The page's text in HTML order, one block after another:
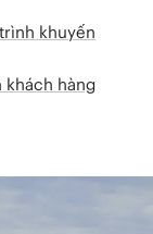
khuyến
hàng